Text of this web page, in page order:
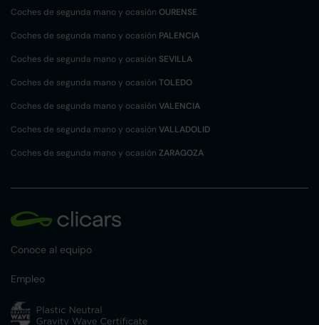
Coches de segunda mano y ocasión OURENSE
Coches de segunda mano y ocasión PALENCIA
Coches de segunda mano y ocasión SEVILLA
Coches de segunda mano y ocasión TOLEDO
Coches de segunda mano y ocasión VALENCIA
Coches de segunda mano y ocasión VALLADOLID
Coches de segunda mano y ocasión ZARAGOZA
Conoce al equipo
Empleo